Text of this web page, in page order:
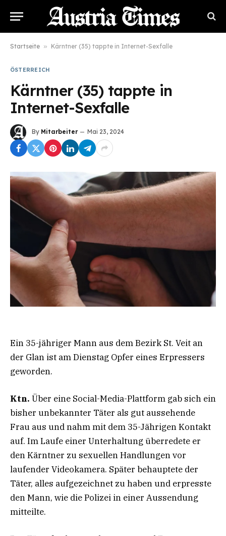
Startseite » Kärntner (35) tappte in Internet-Sexfalle
ÖSTERREICH
Kärntner (35) tappte in
Internet-Sexfalle
By Mitarbeiter Mai 23, 2024
Ein 35-jähriger Mann aus dem Bezirk St. Veit an
der Glan ist am Dienstag Opfer eines Erpressers
geworden.
Ktn. Über eine Social-Media-Plattform gab sich ein
bisher unbekannter Täter als gut aussehende
Frau aus und nahm mit dem 35-Jährigen Kontakt
auf. Im Laufe einer Unterhaltung überredete er
den Kärntner zu sexuellen Handlungen vor
laufender Videokamera. Später behauptete der
Täter, alles aufgezeichnet zu haben und erpresste
den Mann, wie die Polizei in einer Aussendung
mitteilte.